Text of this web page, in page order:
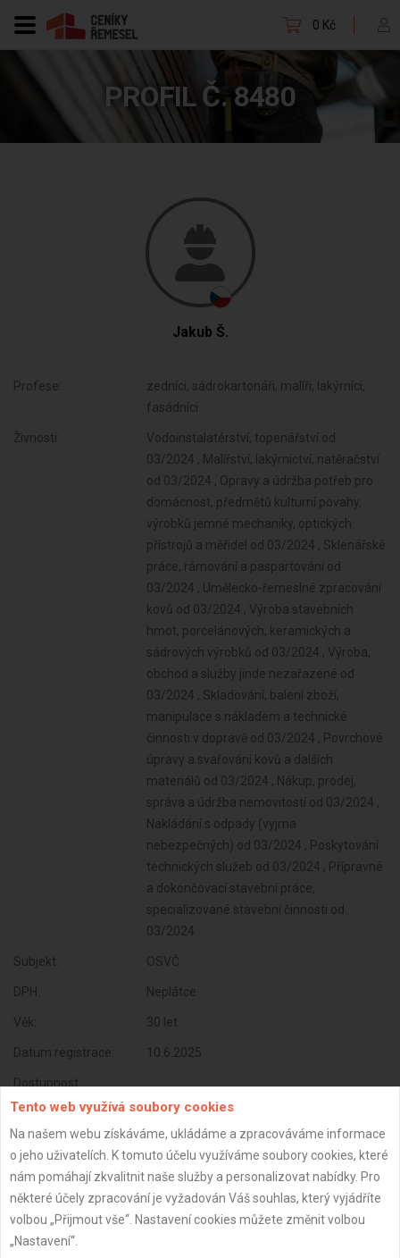
0 Kč
PROFIL Č. 8480
Jakub Š.
Profese:
zedníci, sádrokartonáři, malíři, lakýrníci,
fasádníci
Živnosti:
Vodoinstalatérství, topenářství od
03/2024 , Malířství, lakýrnictví, natěračství
od 03/2024 , Opravy a údržba potřeb pro
domácnost, předmětů kulturní povahy,
výrobků jemné mechaniky, optických
přístrojů a měřidel od 03/2024 , Sklenářské
práce, rámování a paspartování od
03/2024 , Umělecko-řemeslné zpracování
kovů od 03/2024 , Výroba stavebních
hmot, porcelánových, keramických a
sádrových výrobků od 03/2024 , Výroba,
obchod a služby jinde nezařazené od
03/2024 , Skladování, balení zboží,
manipulace s nákladem a technické
činnosti v dopravě od 03/2024 , Povrchové
úpravy a svařování kovů a dalších
materiálů od 03/2024 , Nákup, prodej,
správa a údržba nemovitostí od 03/2024 ,
Nakládání s odpady (vyjma
nebezpečných) od 03/2024 , Poskytování
technických služeb od 03/2024 , Přípravné
a dokončovací stavební práce,
specializované stavební činnosti od
03/2024
Subjekt: OSVČ
DPH: Neplátce
Věk: 30 let
Datum registrace: 10.6.2025
Dostupnost:
Tento web využívá soubory cookies
Na našem webu získáváme, ukládáme a zpracováváme informace
o jeho uživatelích. K tomuto účelu využíváme soubory cookies, které
nám pomáhají zkvalitnit naše služby a personalizovat nabídky. Pro
některé účely zpracování je vyžadován Váš souhlas, který vyjádříte
volbou „Přijmout vše“. Nastavení cookies můžete změnit volbou
„Nastavení“.